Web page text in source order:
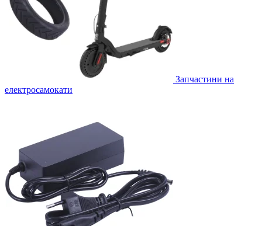
Запчастини на
електросамокати